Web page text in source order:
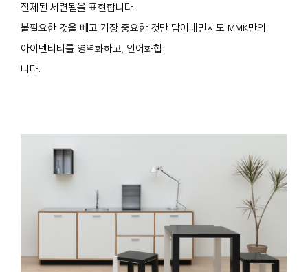
절제된 세련됨을 표현합니다.
불필요한 것을 빼고 가장 중요한 것만 담아내면서도 MMK만의
아이덴티티를 영역화하고, 언어화합
니다.